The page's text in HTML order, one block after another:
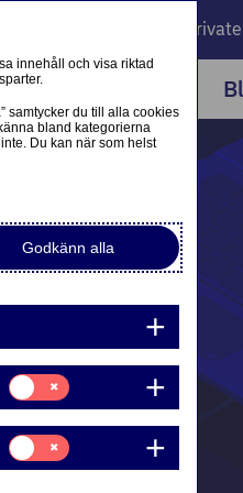
LOGGA IN
Logga in som
Logga in som
innehåll och visa riktad
samtycker du till alla cookies
bland kategorierna
Du kan när som helst
Godkänn alla
Samtycke
för:
Statistik
Samtycke
för:
Marknadsföring